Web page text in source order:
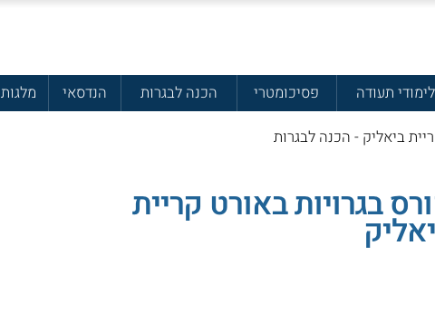
לימודי תעודה פסיכומטרי הכנה לבגרות הנדסאי מלגות
ביאליק - הכנה לבגרות
בגרויות באורט קריית